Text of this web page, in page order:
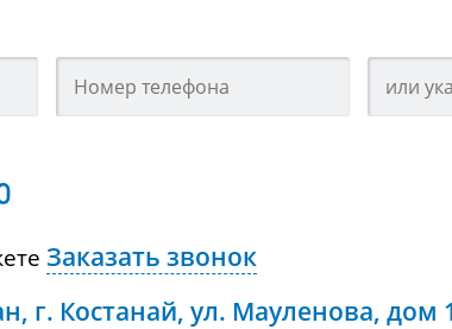
Заказать звонок
г. Костанай, ул. Мауленова, дом